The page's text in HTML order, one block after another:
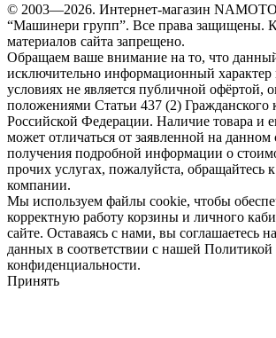
© 2003—2026. Интернет-магазин
“Машинери групп”. Все права защищены.
материалов сайта запрещено.
Обращаем ваше внимание на то, что
исключительно информационный
условиях не является публичной офёртой,
положениями Статьи 437 (2) Гражданского
Российской Федерации. Наличие товара и
может отличаться от заявленной на данном
получения подробной информации о
прочих услугах, пожалуйста, обращайтесь
компании.
Мы используем файлы cookie, чтобы
корректную работу корзины и личного
сайте. Оставаясь с нами, вы соглашаетесь
данных в соответствии с нашей Политикой
конфиденциальности.
Принять